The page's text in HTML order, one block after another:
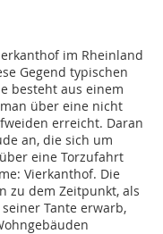
im Rheinland
Gegend typischen
besteht aus einem
über eine nicht
erreicht. Daran
an, die sich um
eine Torzufahrt
Vierkanthof. Die
zu dem Zeitpunkt, als
Tante erwarb,